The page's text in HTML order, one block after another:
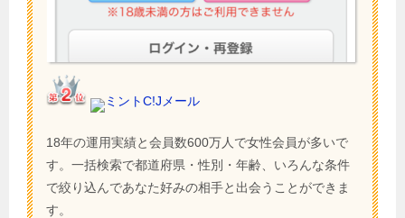
ミントC!Jメール
18年の運用実績と会員数600万人で女性会員が多いで
す。一括検索で都道府県・性別・年齢、いろんな条件
で絞り込んであなた好みの相手と出会うことができま
す。